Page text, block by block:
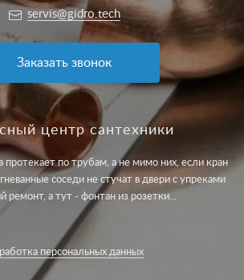
servis@gidro.tech
Заказать звонок
центр сантехники
протекает по трубам, а не мимо них, если кран
соседи не стучат в двери с упреками
ремонт, а тут - фонтан из розетки...
персональных данных